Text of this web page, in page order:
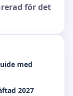
för det
med
2027